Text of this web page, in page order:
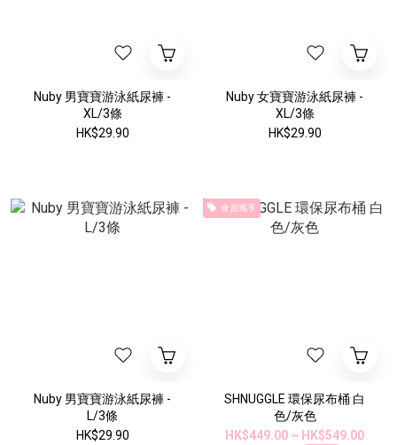
Nuby 男寶寶游泳紙尿褲 -
XL/3條
HK$29.90
Nuby 女寶寶游泳紙尿褲 -
XL/3條
HK$29.90
Nuby 男寶寶游泳紙尿褲 -
L/3條
HK$29.90
會員獨享
SHNUGGLE 環保尿布桶 白
色/灰色
HK$449.00 ~ HK$549.00